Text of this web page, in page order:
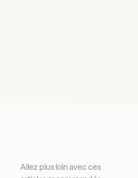
Allez plus loin avec ces